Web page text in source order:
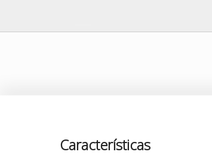
Características